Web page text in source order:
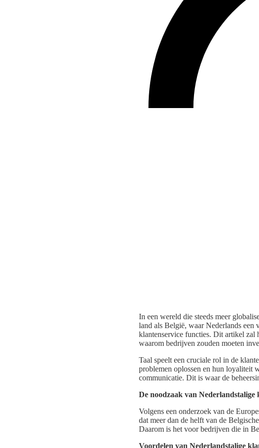
In een wereld die steeds meer
land als België, waar Nederlands een
klantenservice functies. Dit artikel zal
waarom bedrijven zouden moeten
Taal speelt een cruciale rol in de
problemen oplossen en hun loyaliteit
communicatie. Dit is waar de
De noodzaak van Nederlandstalige
Volgens een onderzoek van de
dat meer dan de helft van de
Daarom is het voor bedrijven die in
Voordelen van Nederlandstalige